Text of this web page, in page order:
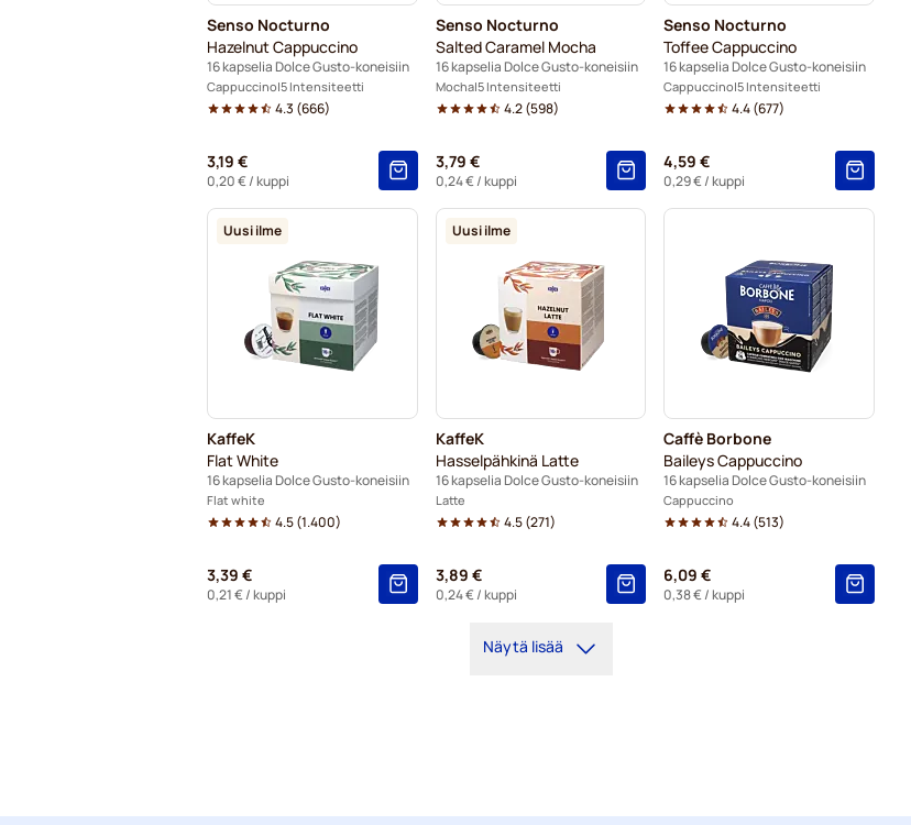
Senso Nocturno
Hazelnut Cappuccino
16 kapselia Dolce Gusto-koneisiin
Cappuccino 5 Intensiteetti
4.3 (666)
3,19 €
0,20 €/ kuppi
Senso Nocturno
Salted Caramel Mocha
16 kapselia Dolce Gusto-koneisiin
Mocha 5 Intensiteetti
4.2(598)
3,79 €
0,24 €/ kuppi
Senso Nocturno
Toffee Cappuccino
16 kapselia Dolce Gusto-koneisiin
Cappuccino 5 Intensiteetti
4.4(677)
4,59 €
0,29 €/ kuppi
Uusi ilme
KaffeK
Flat White
16 kapselia Dolce Gusto-koneisiin
Flat white
4.5(1.400)
3,39 €
0,21 €/ kuppi
Uusi ilme
KaffeK
Hasselpähkinä Latte
16 kapselia Dolce Gusto-koneisiin
Latte
4.5(271)
3,89 €
0,24 €/ kuppi
Caffè Borbone
Baileys Cappuccino
16 kapselia Dolce Gusto-koneisiin
Cappuccino
4.4(513)
6,09 €
0,38 €/ kuppi
Näytä lisää